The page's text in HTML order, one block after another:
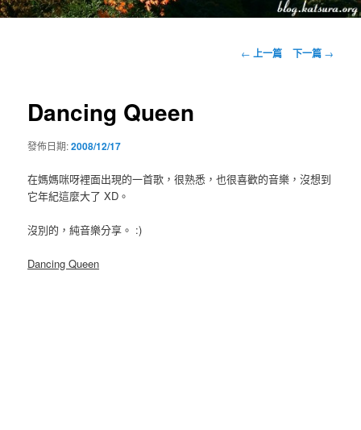
文
← 上一篇 下一篇 →
Dancing Queen
發佈日期:2008/12/17
在媽媽咪呀裡面出現的一首歌，很熟悉，也很喜歡的音樂，沒想到
它年紀這麼大了 XD。
沒別的，純音樂分享。 :)
Dancing Queen